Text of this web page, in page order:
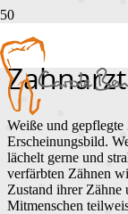
Weiße und gepflegte
Erscheinungsbild.
lächelt gerne und
verfärbten Zähnen
Zustand ihrer Zähne
Mitmenschen